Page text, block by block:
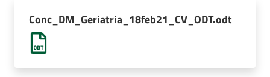
AUSL
Comunica
Conc_DM_Geriatria_18feb21_CV_ODT.odt